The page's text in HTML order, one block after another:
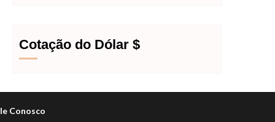
Cotação do Dólar $
Conosco